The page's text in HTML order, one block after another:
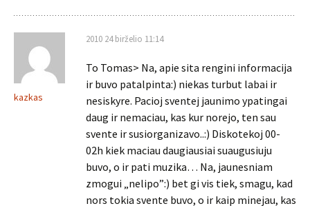
kazkas
2010 24 birželio 11:14
To Tomas> Na, apie sita rengini informacija
ir buvo patalpinta:) niekas turbut labai ir
nesiskyre. Pacioj sventej jaunimo ypatingai
daug ir nemaciau, kas kur norejo, ten sau
svente ir susiorganizavo..:) Diskotekoj 00-
02h kiek maciau daugiausiai suaugusiuju
buvo, o ir pati muzika… Na, jaunesniam
zmogui „nelipo”:) bet gi vis tiek, smagu, kad
nors tokia svente buvo, o ir kaip minejau, kas